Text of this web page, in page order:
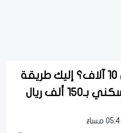
فيديو | راتبك أقل من 10 آلاف؟ إليك طريقة
ألف ريال